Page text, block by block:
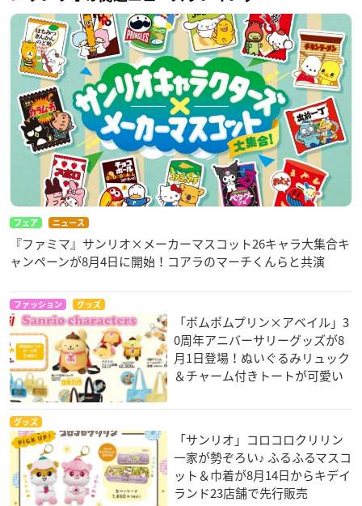
フェア ニュース
『ファミマ』サンリオ×メーカーマスコット26キャラ大集合キ
ャンペーンが8月4日に開始！コアラのマーチくんらと共演
ファッション グッズ
「ポムポムプリン×アベイル」3
0周年アニバーサリーグッズが8
月1日登場！ぬいぐるみリュック
＆チャーム付きトートが可愛い
グッズ
「サンリオ」コロコロクリリン
一家が勢ぞろい♪ ふるふるマスコ
ット＆巾着が8月14日からキデイ
ランド23店舗で先行販売